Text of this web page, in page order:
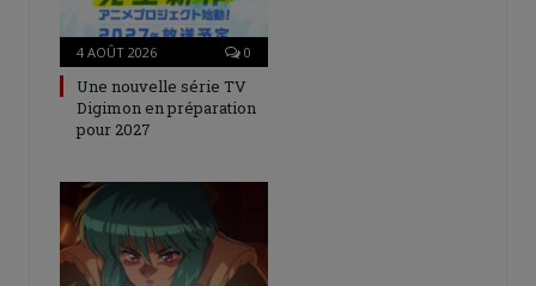
4 AOÛT 2026 0
Une nouvelle série TV
Digimon en préparation
pour 2027